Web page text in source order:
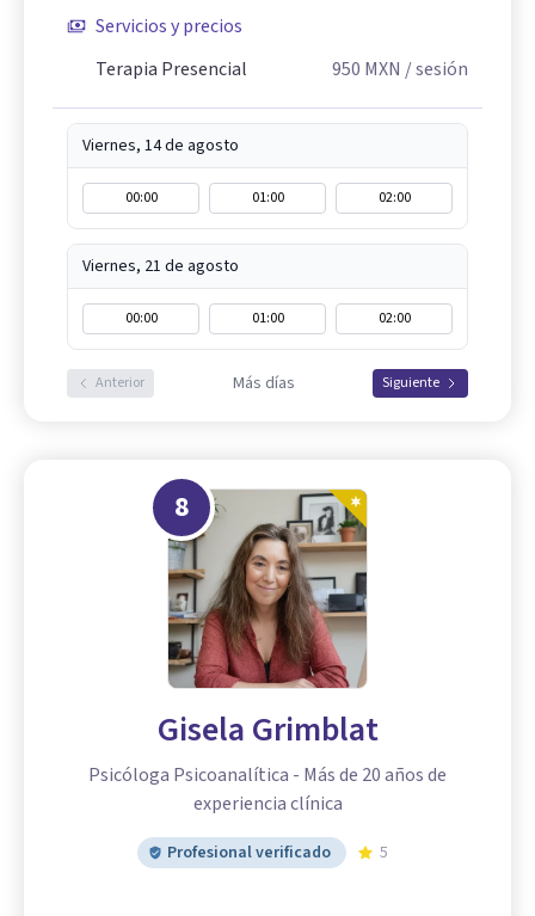
Servicios y precios
Terapia Presencial
950 MXN / sesión
Viernes, 14 de agosto
00:00 01:00 02:00
Viernes, 21 de agosto
00:00 01:00 02:00
Anterior Más días Siguiente
8
Gisela Grimblat
Psicóloga Psicoanalítica - Más de 20 años de
experiencia clínica
Profesional verificado 5